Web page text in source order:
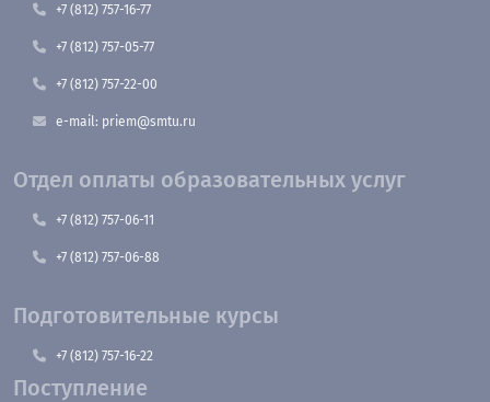
+7 (812) 757-16-77
+7 (812) 757-05-77
+7 (812) 757-22-00
e-mail: priem@smtu.ru
Отдел оплаты образовательных услуг
+7 (812) 757-06-11
+7 (812) 757-06-88
Подготовительные курсы
+7 (812) 757-16-22
Поступление